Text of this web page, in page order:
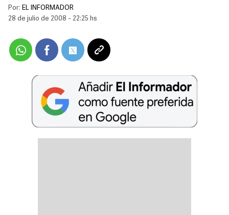
Por: EL INFORMADOR
28 de julio de 2008 - 22:25 hs